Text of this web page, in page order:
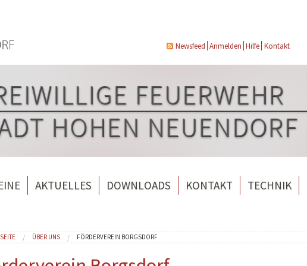
Newsfeed Anmelden Hilfe Kontakt
Hohen Neuendorf
AKTUELLES DOWNLOADS KONTAKT TECHNIK
sind hier
ÜBER UNS FÖRDERVEREIN BORGSDORF